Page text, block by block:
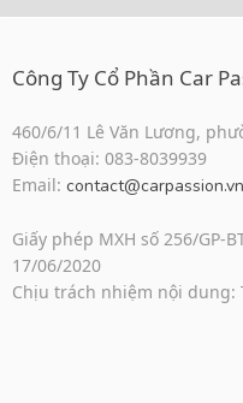
Công Ty Cổ Phần Car
460/6/11 Lê Văn Lương,
Điện thoại: 083-8039939
Email: contact@carpassion.vn
Giấy phép MXH số 256/GP-
17/06/2020
Chịu trách nhiệm nội dung: